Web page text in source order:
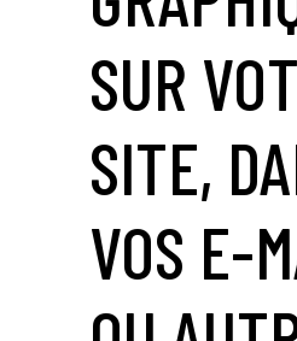
SUR
SITE,
VOS E-